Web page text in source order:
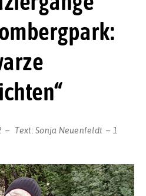
Text:Sonja Neuenfeldt
1